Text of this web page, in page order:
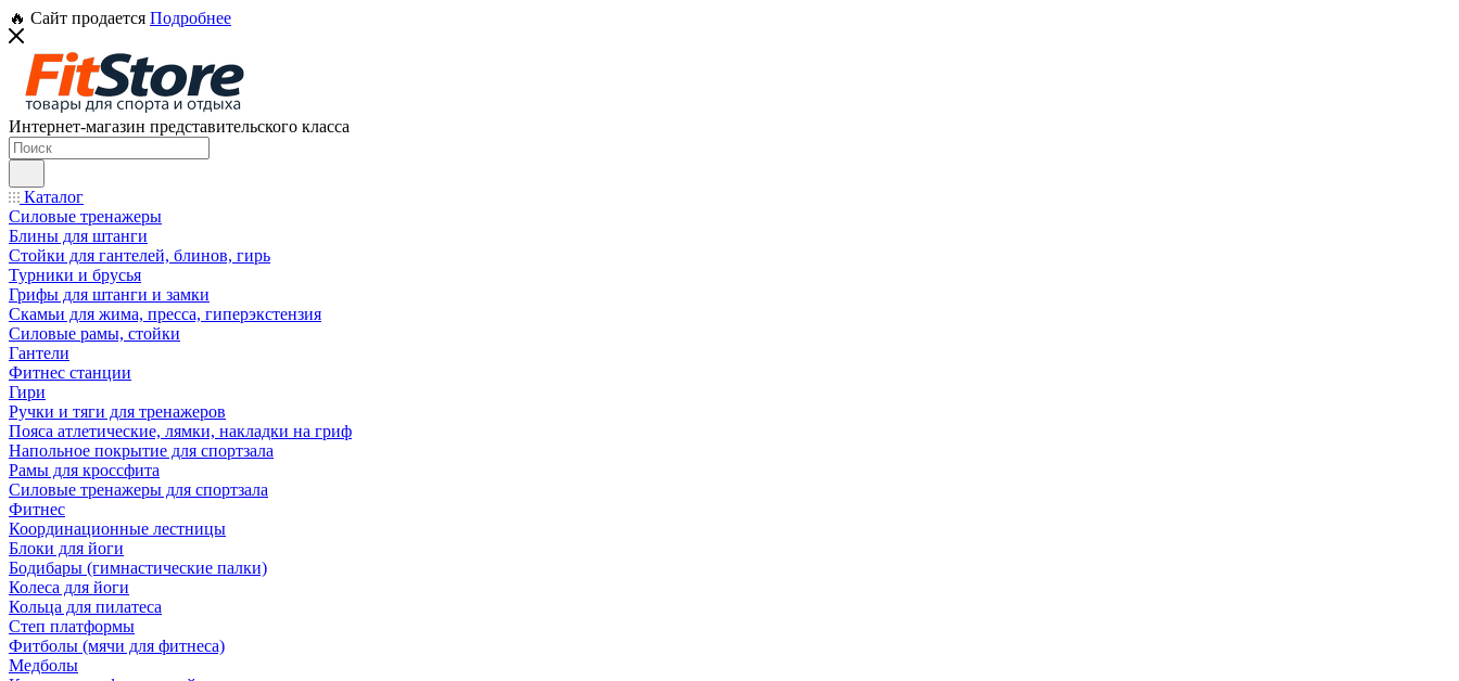
🔥 Сайт продается Подробнее
Интернет-магазин представительского класса
Каталог
Силовые тренажеры
Блины для штанги
Стойки для гантелей, блинов, гирь
Турники и брусья
Грифы для штанги и замки
Скамьи для жима, пресса, гиперэкстензия
Силовые рамы, стойки
Гантели
Фитнес станции
Гири
Ручки и тяги для тренажеров
Пояса атлетические, лямки, накладки на гриф
Напольное покрытие для спортзала
Рамы для кроссфита
Силовые тренажеры для спортзала
Фитнес
Координационные лестницы
Блоки для йоги
Бодибары (гимнастические палки)
Колеса для йоги
Кольца для пилатеса
Степ платформы
Фитболы (мячи для фитнеса)
Медболы